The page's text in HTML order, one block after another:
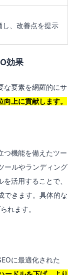
し、改善点を提示
効果
な要素を網羅的にサ
上に貢献します。
つ機能を備えたツー
ールやランディング
活用することで、
できます。具体的な
れます。
に最適化された